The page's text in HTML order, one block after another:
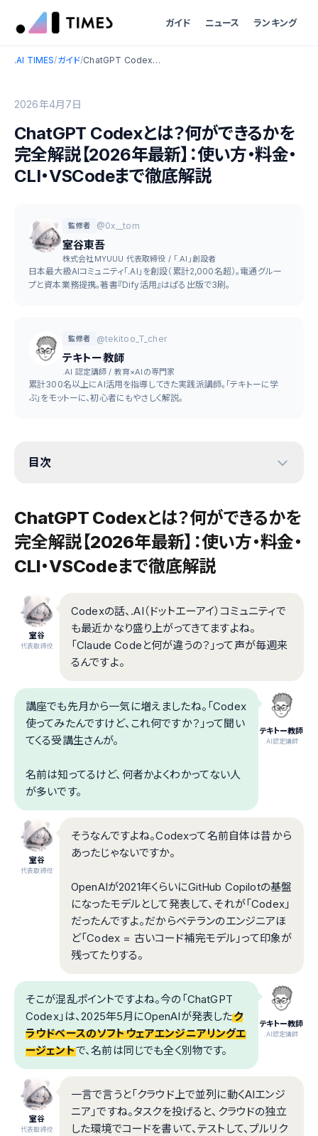
ガイド ニュース ランキング
.AI TIMES/ガイド/ ChatGPT Codexとは？何ができるかを完全解説【2026年最新】：使い方・料金・CLI・VSCodeまで徹底解説
2026年4月7日
ChatGPT Codexとは？何ができるかを
完全解説【2026年最新】：使い方・料金・
CLI・VSCodeまで徹底解説
監修者 @0x__tom
室谷東吾
株式会社MYUUU 代表取締役 / 「.AI」創設者
日本最大級AIコミュニティ「.AI」を創設（累計2,000名超）。電通グルー
プと資本業務提携。著書『Dify活用』はぱる出版で3刷。
監修者 @tekitoo_T_cher
テキトー教師
.AI 認定講師 / 教育×AIの専門家
累計300名以上にAI活用を指導してきた実践派講師。「テキトーに学
ぶ」をモットーに、初心者にもやさしく解説。
目次
ChatGPT Codexとは？何ができるかを
完全解説【2026年最新】：使い方・料金・
CLI・VSCodeまで徹底解説
室谷
代表取締役
Codexの話、.AI（ドットエーアイ）コミュニティで
も最近かなり盛り上がってきてますよね。
「Claude Codeと何が違うの？」って声が毎週来
るんですよ。
テキトー教師
.AI認定講師
講座でも先月から一気に増えましたね。「Codex
使ってみたんですけど、これ何ですか？」って聞い
てくる受講生さんが。
名前は知ってるけど、何者かよくわかってない人
が多いです。
室谷
代表取締役
そうなんですよね。Codexって名前自体は昔から
あったじゃないですか。
OpenAIが2021年くらいにGitHub Copilotの基盤
になったモデルとして発表して、それが「Codex」
だったんですよ。だからベテランのエンジニアほ
ど「Codex = 古いコード補完モデル」って印象が
残ってたりする。
テキトー教師
.AI認定講師
そこが混乱ポイントですよね。今の「ChatGPT
Codex」は、2025年5月にOpenAIが発表したク
ラウドベースのソフトウェアエンジニアリングエ
ージェントで、名前は同じでも全く別物です。
室谷
代表取締役
一言で言うと「クラウド上で並列に動くAIエンジ
ニア」ですね。タスクを投げると、クラウドの独立
した環境でコードを書いて、テストして、プルリク